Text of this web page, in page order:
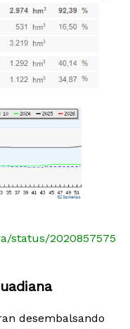
status/2020857575
desembalsando